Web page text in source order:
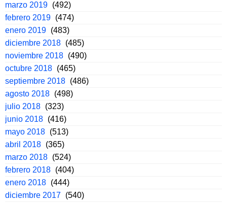
marzo 2019 (492)
febrero 2019 (474)
enero 2019 (483)
diciembre 2018 (485)
noviembre 2018 (490)
octubre 2018 (465)
septiembre 2018 (486)
agosto 2018 (498)
julio 2018 (323)
junio 2018 (416)
mayo 2018 (513)
abril 2018 (365)
marzo 2018 (524)
febrero 2018 (404)
enero 2018 (444)
diciembre 2017 (540)